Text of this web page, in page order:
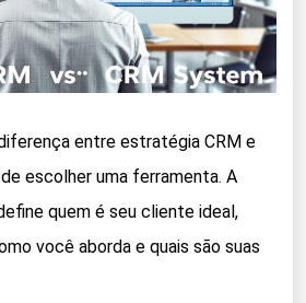
entre estratégia CRM e
escolher uma ferramenta. A
quem é seu cliente ideal,
você aborda e quais são suas